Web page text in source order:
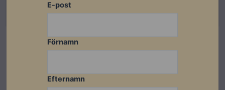
Läs merE-post
Förnamn
Efternamn